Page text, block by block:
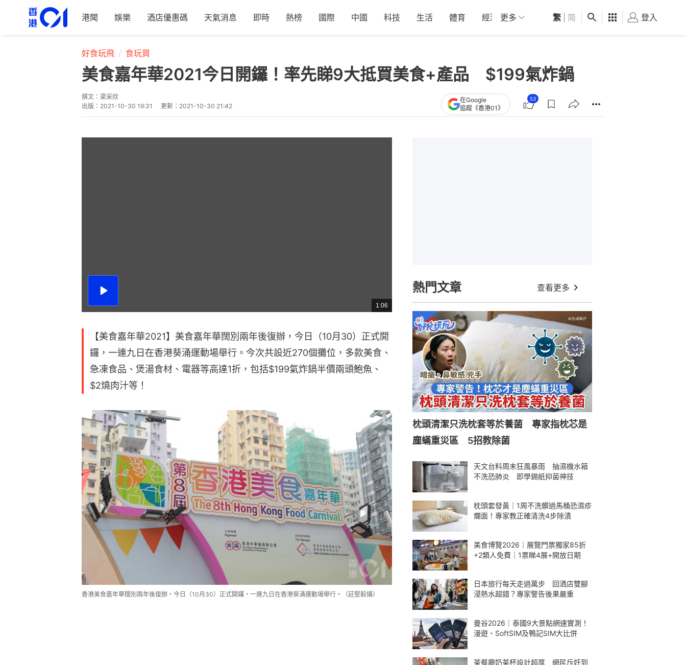
港聞 娛樂 酒店優惠碼 天氣消息 即時 熱榜 國際 中國 科技 生活 體育 經濟 01深圳 觀點 健康 好食玩飛
更多 繁 简 登入
好食玩飛 食玩買
美食嘉年華2021今日開鑼！率先睇9大抵買美食+產品 $199氣炸鍋
撰文： 梁采欣
出版： 2021-10-30 19:31 更新： 2021-10-30 21:42
在Google
追蹤《香港01》
53
播
總
共
1:06
【美食嘉年華2021】美食嘉年華闊別兩年後復辦，今日（10月30）正式開
鑼，一連九日在香港葵涌運動場舉行。今次共設近270個攤位，多款美食、
急凍食品、煲湯食材、電器等高達1折，包括$199氣炸鍋半價兩頭鮑魚、
$2燒肉汁等！
香港美食嘉年華闊別兩年後復辦，今日（10月30）正式開鑼，一連九日在香港葵涌運動場舉行。（莊堅毅攝）
熱門文章 查看更多
枕頭清潔只洗枕套等於養菌 專家指枕芯是
塵蟎重災區 5招教除菌
天文台料周未狂風暴雨 抽濕機水箱
不洗恐肺炎 即學錫紙抑菌神技
枕頭套發黃｜1周不洗髒過馬桶恐濕疹
爛面！專家教正確清洗4步除漬
美食博覽2026｜展覽門票獨家85折
+2類人免費｜1票睇4展+開放日期
日本旅行每天走過萬步 回酒店雙腳
浸熱水超錯？專家警告後果嚴重
曼谷2026｜泰國9大景點網速實測！
漫遊、SoftSIM及鴨記SIM大比併
茶餐廳奶茶杯設計超厚 網民斥奸到